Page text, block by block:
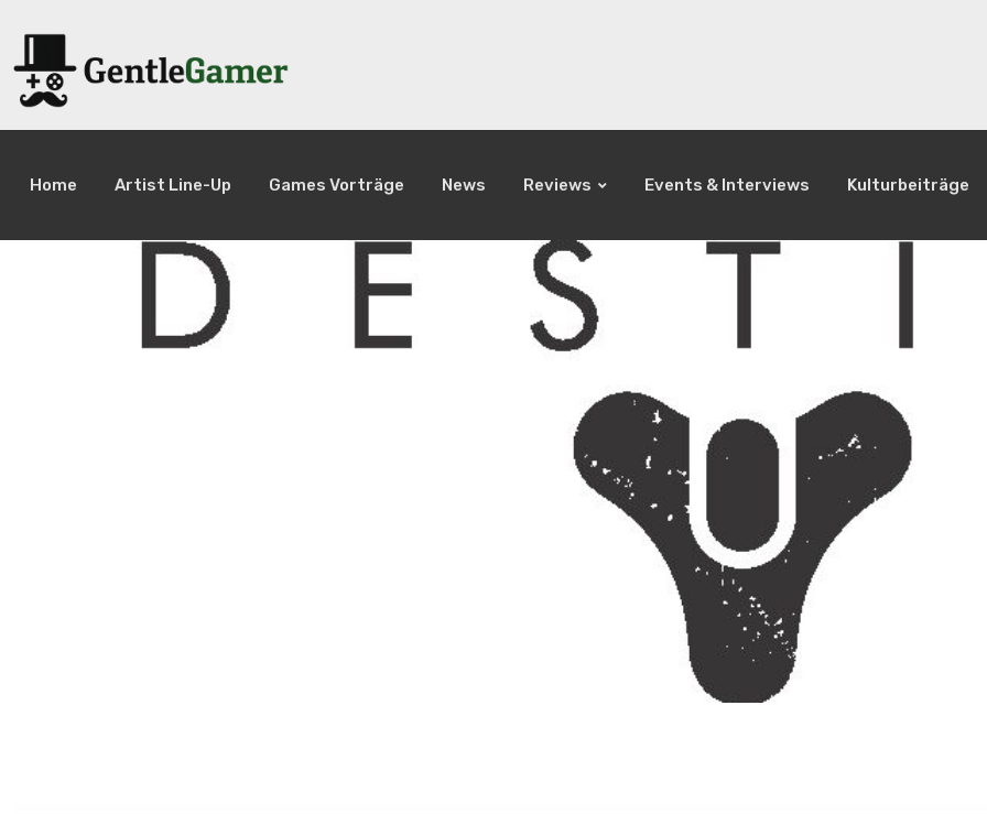
Home Artist Line-Up Games Vorträge News Reviews Events & Interviews Kulturbeiträge